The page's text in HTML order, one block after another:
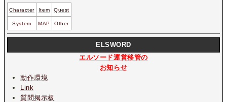
Character Item Quest
System MAP Other
ELSWORD
エルソード運営移管の
お知らせ
動作環境
Link
質問掲示板